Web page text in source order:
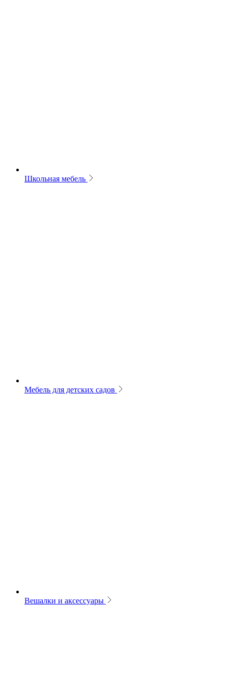
Школьная мебель
Мебель для детских садов
Вешалки и аксессуары